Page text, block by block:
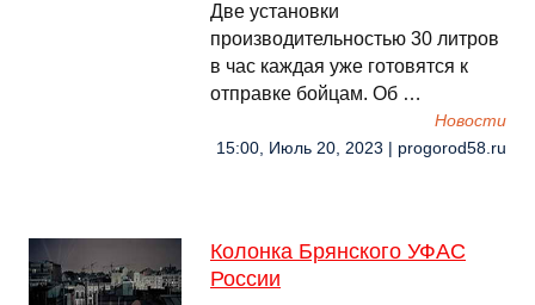
Две установки
производительностью 30 литров
в час каждая уже готовятся к
отправке бойцам. Об …
Новости
15:00, Июль 20, 2023 | progorod58.ru
Колонка Брянского УФАС
России